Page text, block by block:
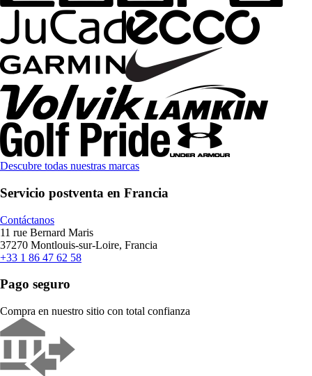
Descubre todas nuestras marcas
Servicio postventa en Francia
Contáctanos
11 rue Bernard Maris
37270 Montlouis-sur-Loire, Francia
+33 1 86 47 62 58
Pago seguro
Compra en nuestro sitio con total confianza